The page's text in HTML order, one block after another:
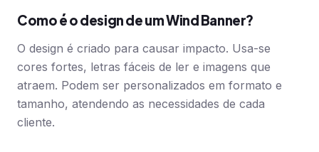
Como é o design de um Wind Banner?
O design é criado para causar impacto. Usa-se
cores fortes, letras fáceis de ler e imagens que
atraem. Podem ser personalizados em formato e
tamanho, atendendo as necessidades de cada
cliente.